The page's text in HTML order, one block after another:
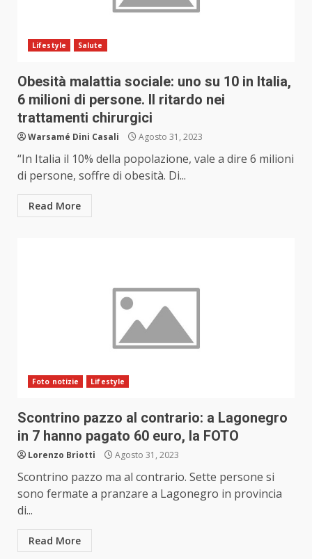
Lifestyle Salute
Obesità malattia sociale: uno su 10 in Italia,
6 milioni di persone. Il ritardo nei
trattamenti chirurgici
Warsamé Dini Casali Agosto 31, 2023
“In Italia il 10% della popolazione, vale a dire 6 milioni
di persone, soffre di obesità. Di...
Read More
Foto notizie Lifestyle
Scontrino pazzo al contrario: a Lagonegro
in 7 hanno pagato 60 euro, la FOTO
Lorenzo Briotti Agosto 31, 2023
Scontrino pazzo ma al contrario. Sette persone si
sono fermate a pranzare a Lagonegro in provincia
di...
Read More